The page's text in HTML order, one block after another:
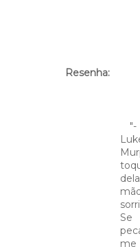
Resenha: